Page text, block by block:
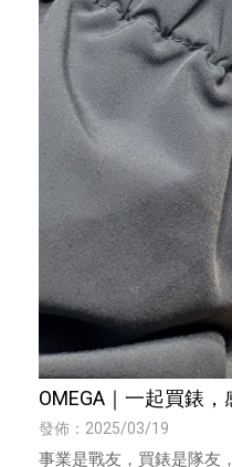
OMEGA｜一起買錶，
發佈：2025/03/19
事業是戰友，買錶是隊友